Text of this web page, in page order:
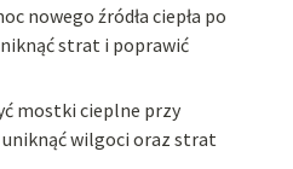
nowego źródła ciepła po
strat i poprawić
mostki cieplne przy
wilgoci oraz strat